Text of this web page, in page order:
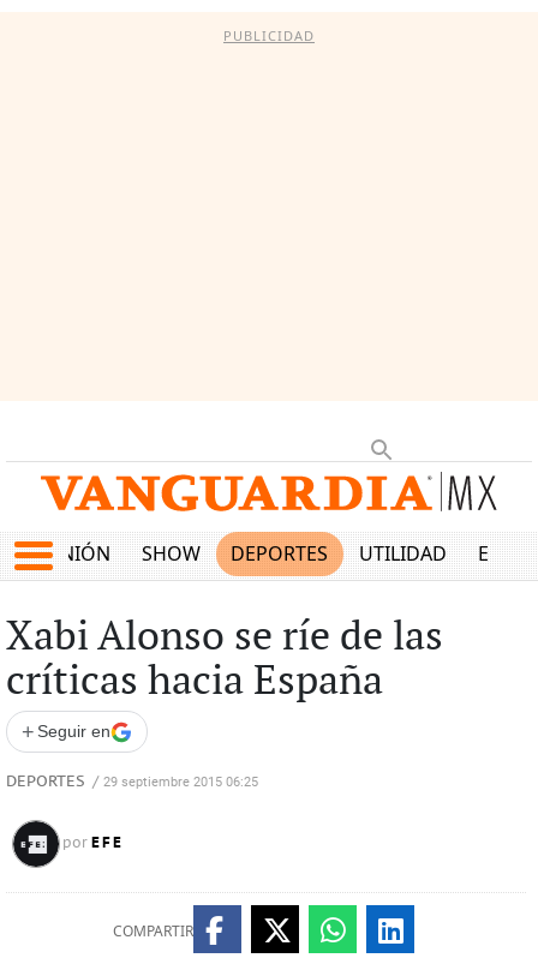
PUBLICIDAD
OPINIÓN SHOW DEPORTES UTILIDAD
Xabi Alonso se ríe de las
críticas hacia España
+ Seguir en
DEPORTES / 29 septiembre 2015 06:25
por EFE
COMPARTIR